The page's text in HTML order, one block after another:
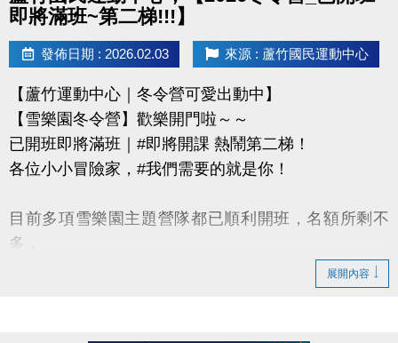
即將滿班~第二梯!!!】
發佈日期 : 2026.02.03 來源 : 蘆竹國民運動中心
【蘆竹運動中心｜冬令營可愛出動中】
【雪樂園冬令營】歡樂開門啦～～
已開班即將滿班｜#即將開課 熱鬧第二梯！
各位小小冒險家，#我們需要的就是你！
目前多項雪樂園主題營隊都已順利開班，名額所剩不
多，
還有部分課程即將開課，只差幾位小小探險家就能啟
展開內容